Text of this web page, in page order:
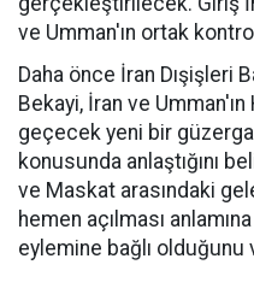
ve Umman'ın ortak
Daha önce İran Dışişleri
Bekayi, İran ve
geçecek yeni bir
konusunda anlaştığını
ve Maskat arasındaki
hemen açılması
eylemine bağlı olduğunu